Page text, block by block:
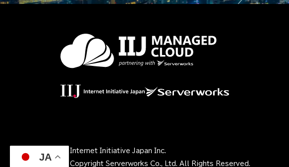
JA
© Internet Initiative Japan Inc.
© Copyright Serverworks Co., Ltd. All Rights Reserved.